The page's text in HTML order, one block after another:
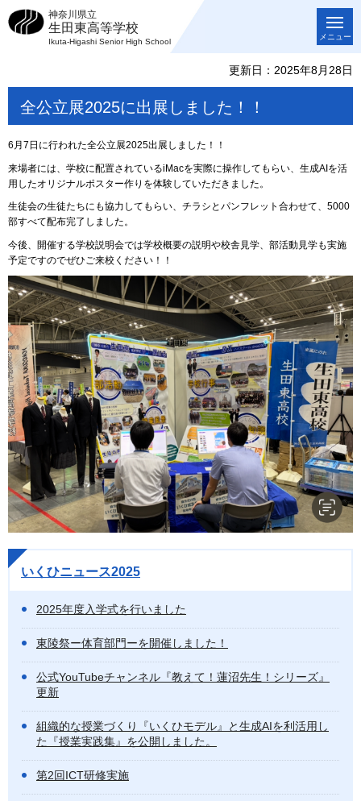
神奈川県立
生田東高等学校
Ikuta-Higashi Senior High School
メニュー
更新日：2025年8月28日
全公立展2025に出展しました！！
6月7日に行われた全公立展2025出展しました！！
来場者には、学校に配置されているiMacを実際に操作してもらい
生成AIを活
用したオリジナルポスター作りを体験していただきました 。
生徒会の生徒たちにも協力してもらい、チラシとパンフレット合わせて、5000
部すべて配布完了しました。
今後、開催する学校説明会では学校概要の説明や校舎見学、 部活動見学も実施
予定ですのでぜひご来校ください！！
いくひニュース2025
2025年度入学式を行いました
東陵祭ー体育部門ーを開催しました！
公式YouTubeチャンネル『教えて！蓮沼先生！シリーズ』
更新
組織的な授業づくり『いくひモデル』と生成AIを利活用し
た『授業実践集』を公開しました。
第2回ICT研修実施